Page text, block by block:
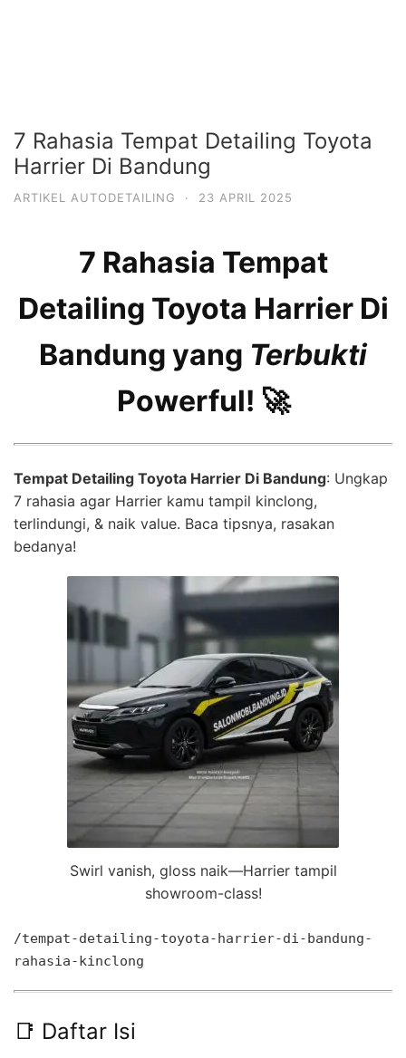
7 Rahasia Tempat Detailing Toyota
Harrier Di Bandung
ARTIKEL AUTODETAILING · 23 APRIL 2025
7 Rahasia Tempat
Detailing Toyota Harrier Di
Bandung yang Terbukti
Powerful! 🚀
Tempat Detailing Toyota Harrier Di Bandung: Ungkap
7 rahasia agar Harrier kamu tampil kinclong,
terlindungi, & naik value. Baca tipsnya, rasakan
bedanya!
Swirl vanish, gloss naik—Harrier tampil
showroom-class!
/tempat-detailing-toyota-harrier-di-bandung-
rahasia-kinclong
📑 Daftar Isi